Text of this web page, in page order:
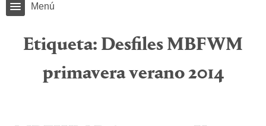
Menú
Etiqueta: Desfiles MBFWM
primavera verano 2014